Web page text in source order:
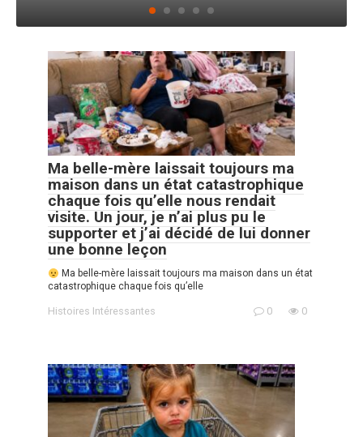
Ma belle-mère laissait toujours ma
maison dans un état catastrophique
chaque fois qu’elle nous rendait
visite. Un jour, je n’ai plus pu le
supporter et j’ai décidé de lui donner
une bonne leçon
Ma belle-mère laissait toujours ma maison dans un état
catastrophique chaque fois qu’elle
Histoires Intéressantes 0 0